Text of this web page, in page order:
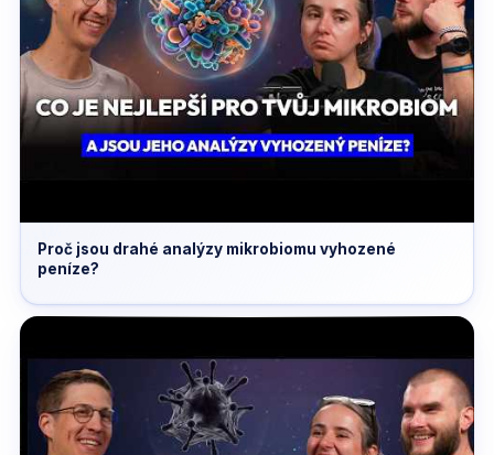
Proč jsou drahé analýzy mikrobiomu vyhozené
peníze?